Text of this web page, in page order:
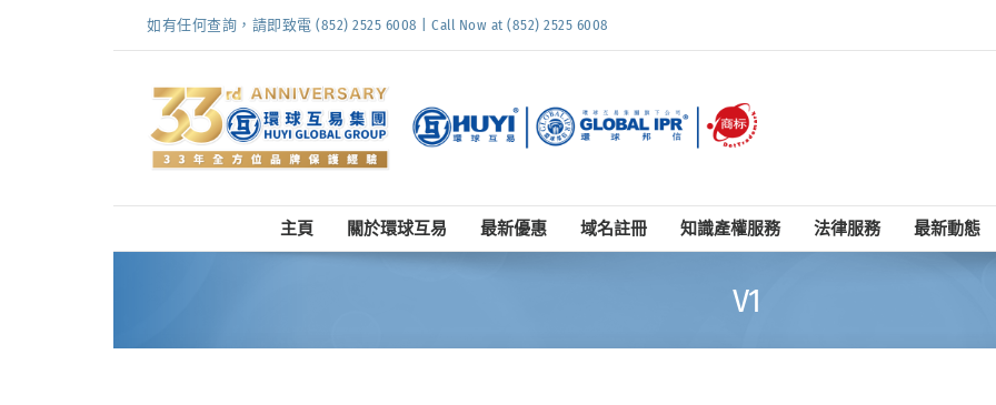
如有任何查詢，請即致電 (852) 2525 6008 | Call Now at (852) 2525 6008
主頁 關於環球互易 最新優惠 域名註冊 知識產權服務 法律服務 最新動態
V1